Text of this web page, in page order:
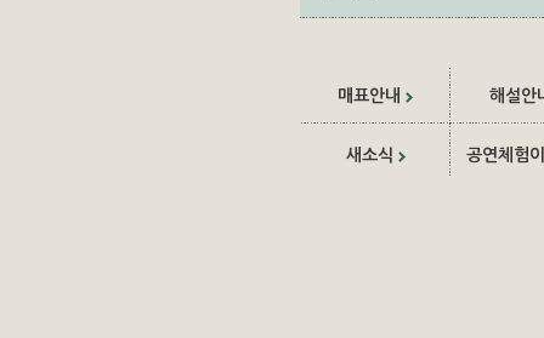
매표안내 해설안
새소식 공연체험